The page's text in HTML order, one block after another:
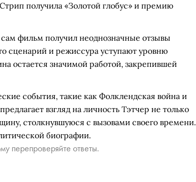
получила «Золотой глобус» и премию
фильм получил неоднозначные отзывы
сценарий и режиссура уступают уровню
остается значимой работой, закрепившей
события, такие как Фолклендская война и
взгляд на личность Тэтчер не только
столкнувшуюся с вызовами своего времени.
биографии.
перепроверяйте ответы.